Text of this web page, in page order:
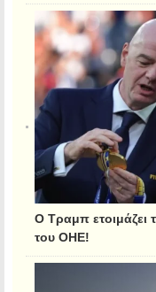
Ο Τραμπ ετοιμάζει
του ΟΗΕ!